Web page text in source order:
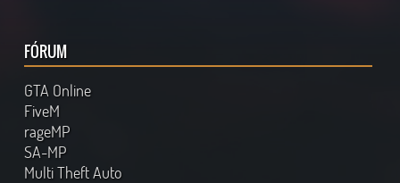
FÓRUM
GTA Online
FiveM
rageMP
SA-MP
Multi Theft Auto